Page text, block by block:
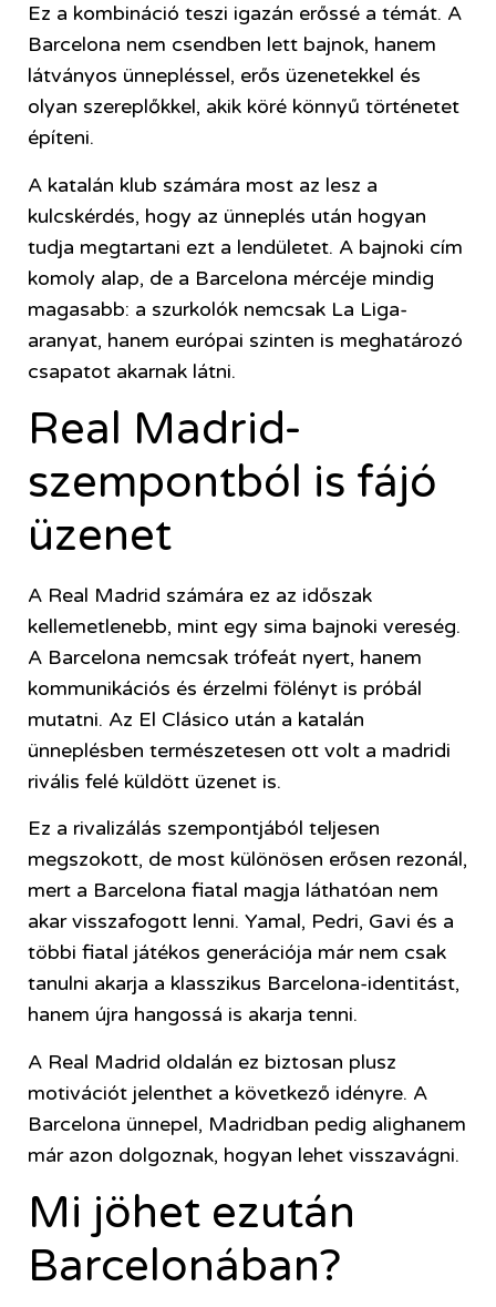
Ez a kombináció teszi igazán erőssé a témát. A
Barcelona nem csendben lett bajnok, hanem
látványos ünnepléssel, erős üzenetekkel és
olyan szereplőkkel, akik köré könnyű történetet
építeni.
A katalán klub számára most az lesz a
kulcskérdés, hogy az ünneplés után hogyan
tudja megtartani ezt a lendületet. A bajnoki cím
komoly alap, de a Barcelona mércéje mindig
magasabb: a szurkolók nemcsak La Liga-
aranyat, hanem európai szinten is meghatározó
csapatot akarnak látni.
Real Madrid-
szempontból is fájó
üzenet
A Real Madrid számára ez az időszak
kellemetlenebb, mint egy sima bajnoki vereség.
A Barcelona nemcsak trófeát nyert, hanem
kommunikációs és érzelmi fölényt is próbál
mutatni. Az El Clásico után a katalán
ünneplésben természetesen ott volt a madridi
rivális felé küldött üzenet is.
Ez a rivalizálás szempontjából teljesen
megszokott, de most különösen erősen rezonál,
mert a Barcelona fiatal magja láthatóan nem
akar visszafogott lenni. Yamal, Pedri, Gavi és a
többi fiatal játékos generációja már nem csak
tanulni akarja a klasszikus Barcelona-identitást,
hanem újra hangossá is akarja tenni.
A Real Madrid oldalán ez biztosan plusz
motivációt jelenthet a következő idényre. A
Barcelona ünnepel, Madridban pedig alighanem
már azon dolgoznak, hogyan lehet visszavágni.
Mi jöhet ezután
Barcelonában?